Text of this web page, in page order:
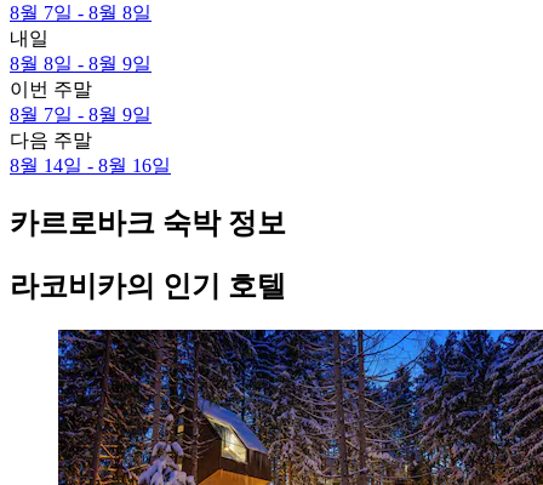
8월 7일 - 8월 8일
내일
8월 8일 - 8월 9일
이번 주말
8월 7일 - 8월 9일
다음 주말
8월 14일 - 8월 16일
카르로바크 숙박 정보
라코비카의 인기 호텔